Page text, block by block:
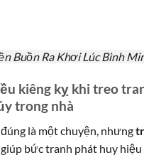
Buồn Ra Khơi Lúc Bình
kiêng kỵ khi treo
trong nhà
là một chuyện, nhưng
bức tranh phát huy